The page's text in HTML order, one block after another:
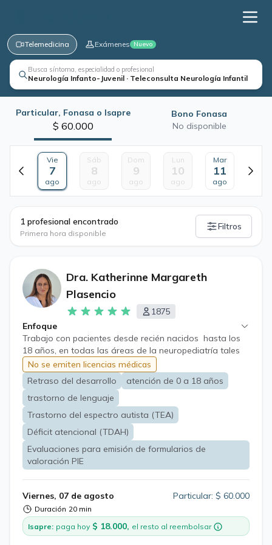
Telemedicina Exámenes Nuevo
Busca síntoma, especialidad o profesional
Neurología Infanto-Juvenil · Teleconsulta Neurología Infantil
Particular, Fonasa o Isapre
$ 60.000
Bono Fonasa
No disponible
Vie
7
ago
Sáb
8
ago
Dom
9
ago
Lun
10
ago
Mar
11
ago
1 profesional encontrado
Primera hora disponible
Filtros
Dra. Katherinne Margareth
Plasencio
1875
Enfoque
Trabajo con pacientes desde recién nacidos hasta los
18 años, en todas las áreas de la neuropediatría tales
como: retraso del desarrollo psicomotor, trastorno del
espectro autista, trastornos del lenguaje, trastorno de
déficit atencional, Hiperactividad, dificultades escolares,
discapacidad intelectual, cefalea, trastornos del sueño,
movimientos anormales, tics, etc., realizando el estudio y
enfrentamiento terapéutico de éstas. Evaluaciones para
emisión de formularios de valoración PIE (Programa de
Integración Escolar)
No se emiten licencias médicas
Retraso del desarrollo
atención de 0 a 18 años
trastorno de lenguaje
Trastorno del espectro autista (TEA)
Déficit atencional (TDAH)
Evaluaciones para emisión de formularios de
valoración PIE
Viernes, 07 de agosto
Duración 20 min
Particular: $ 60.000
Isapre: paga hoy $ 18.000, el resto al reembolsar